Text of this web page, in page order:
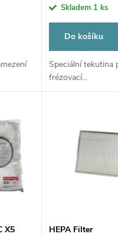
cena:Skladem 1 ks
Do košíku
Speciální tekutina
frézovací...
X5 HEPA Filter